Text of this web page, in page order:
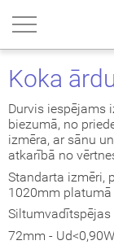
Koka
Durvis iespējams
biezumā, no
izmēra, ar sānu
atkarībā no
Standarta izmēri,
1020mm
72mm -
kolekcija
durvis
ārdurvis
ārdurvis ar
ārdurvis
64mm
ārdurvis
GLASS
INOX
CLASSIC
MODERN
klasika
UN
kolekcija
kolekcija
politika